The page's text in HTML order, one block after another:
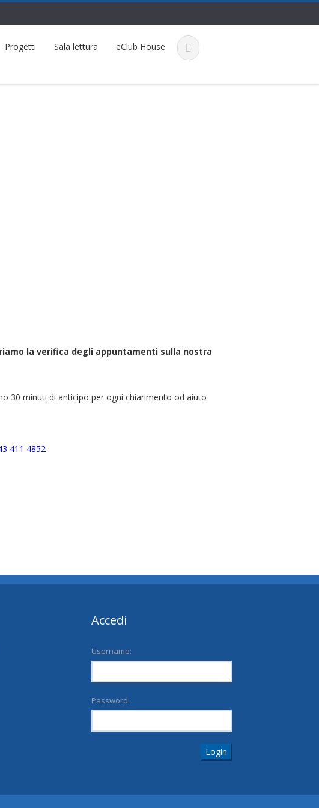
Progetti Sala lettura eClub House
la verifica degli appuntamenti sulla nostra
30 minuti di anticipo per ogni chiarimento od aiuto
411 4852
Accedi
Username:
Password:
Login